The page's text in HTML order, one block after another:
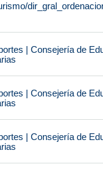
| Consejería de
| Consejería de
| Consejería de